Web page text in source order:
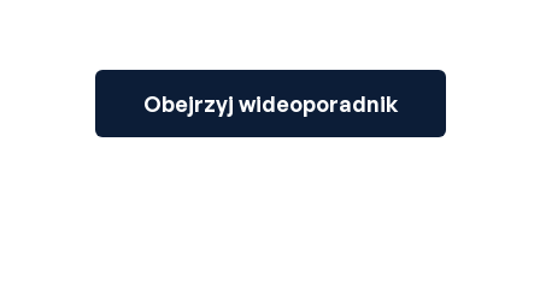
Obejrzyj wideoporadnik